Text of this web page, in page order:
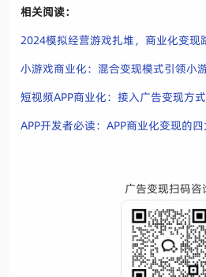
相关阅读：
2024模拟经营游戏扎堆，商业化变现
小游戏商业化：混合变现模式引领小
短视频APP商业化：接入广告变现方
APP开发者必读：APP商业化变现的
广告变现扫码咨